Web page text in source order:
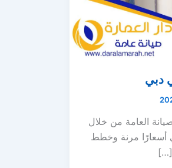
دبي
العامة من خلال
أسعارًا مرنة وخطط
[…]